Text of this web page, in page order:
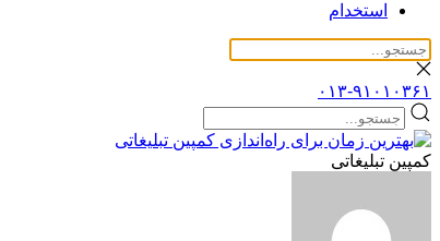
استخدام
۰۱۳-۹۱۰۱۰۳۶۱
کمپین تبلیغاتی